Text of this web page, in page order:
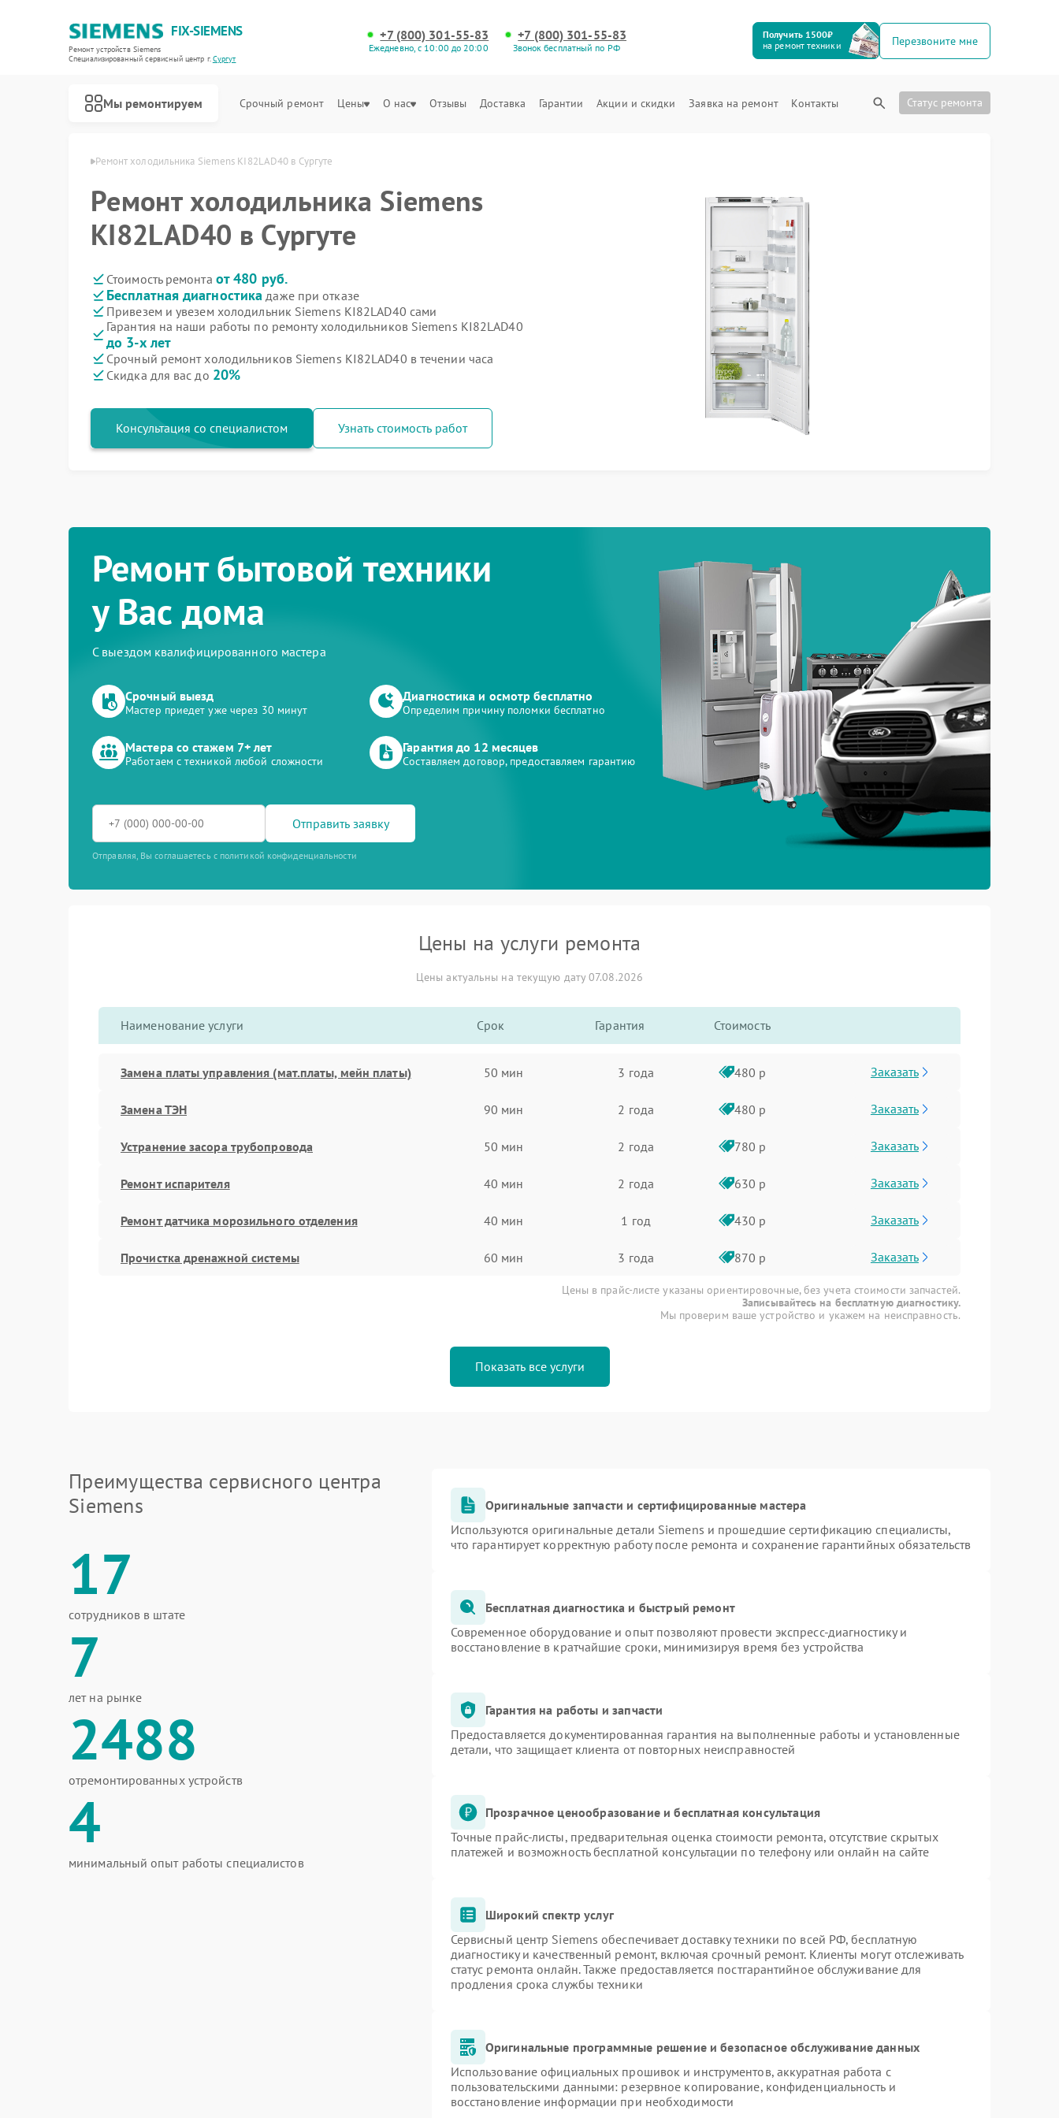
FIX-SIEMENS
Ремонт устройств Siemens
Специализированный cервисный центр г.Сургут
+7 (800) 301-55-83
Ежедневно, с 10:00 до 20:00
+7 (800) 301-55-83
Звонок бесплатный по РФ
Получить 1500₽
на ремонт техники
Перезвоните мне
Мы ремонтируем Срочный ремонт Цены О нас Отзывы Доставка Гарантии Акции и скидки Заявка на ремонт Контакты Статус ремонта
Ремонт холодильника Siemens KI82LAD40 в Сургуте
Ремонт холодильника Siemens
KI82LAD40 в Сургуте
Стоимость ремонта от 480 руб.
Бесплатная диагностика даже при отказе
Привезем и увезем холодильник Siemens KI82LAD40 сами
Гарантия на наши работы по ремонту холодильников Siemens KI82LAD40
до 3-х лет
Срочный ремонт холодильников Siemens KI82LAD40 в течении часа
Скидка для вас до 20%
Консультация со специалистом Узнать стоимость работ
Ремонт бытовой техники
у Вас дома
С выездом квалифицированного мастера
Срочный выезд
Мастер приедет уже через 30 минут
Диагностика и осмотр бесплатно
Определим причину поломки бесплатно
Мастера со стажем 7+ лет
Работаем с техникой любой сложности
Гарантия до 12 месяцев
Составляем договор, предоставляем гарантию
Отправить заявку
Отправляя, Вы соглашаетесь с политикой конфиденциальности
Цены на услуги ремонта
Цены актуальны на текущую дату 07.08.2026
Наименование услуги Срок Гарантия Стоимость
Замена платы управления (мат.платы, мейн платы) 50 мин 3 года 480 р Заказать
Замена ТЭН 90 мин 2 года 480 р Заказать
Устранение засора трубопровода 50 мин 2 года 780 р Заказать
Ремонт испарителя 40 мин 2 года 630 р Заказать
Ремонт датчика морозильного отделения 40 мин 1 год 430 р Заказать
Прочистка дренажной системы 60 мин 3 года 870 р Заказать
Цены в прайс-листе указаны ориентировочные, без учета стоимости запчастей.
Записывайтесь на бесплатную диагностику.
Мы проверим ваше устройство и укажем на неисправность.
Показать все услуги
Преимущества сервисного центра
Siemens
17
сотрудников в штате
7
лет на рынке
2488
отремонтированных устройств
4
минимальный опыт работы специалистов
Оригинальные запчасти и сертифицированные мастера
Используются оригинальные детали Siemens и прошедшие сертификацию специалисты,
что гарантирует корректную работу после ремонта и сохранение гарантийных обязательств
Бесплатная диагностика и быстрый ремонт
Современное оборудование и опыт позволяют провести экспресс-диагностику и
восстановление в кратчайшие сроки, минимизируя время без устройства
Гарантия на работы и запчасти
Предоставляется документированная гарантия на выполненные работы и установленные
детали, что защищает клиента от повторных неисправностей
Прозрачное ценообразование и бесплатная консультация
Точные прайс-листы, предварительная оценка стоимости ремонта, отсутствие скрытых
платежей и возможность бесплатной консультации по телефону или онлайн на сайте
Широкий спектр услуг
Сервисный центр Siemens обеспечивает доставку техники по всей РФ, бесплатную
диагностику и качественный ремонт, включая срочный ремонт. Клиенты могут отслеживать
статус ремонта онлайн. Также предоставляется постгарантийное обслуживание для
продления срока службы техники
Оригинальные программные решение и безопасное обслуживание данных
Использование официальных прошивок и инструментов, аккуратная работа с
пользовательскими данными: резервное копирование, конфиденциальность и
восстановление информации при необходимости